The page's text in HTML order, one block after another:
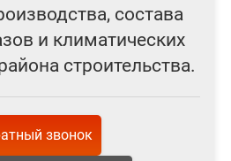
состава
и климатических
строительства.
звонок